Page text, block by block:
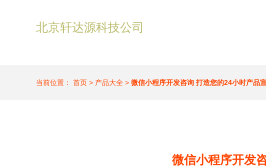
北京轩达源科技公司
当前位置： 首页 > 产品大全 > 微信小程序开发咨询 打造您的24小时产品
微信小程序开发